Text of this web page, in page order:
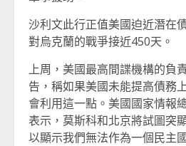
沙利文此行正值美國迫近潛在
對烏克蘭的戰爭接近450天。
上周，美國最高間諜機構的負
告，稱如果美國未能提高債務
會利用這一點。美國國家情報
表示，莫斯科和北京將試圖突
以顯示我們無法作為一個民主